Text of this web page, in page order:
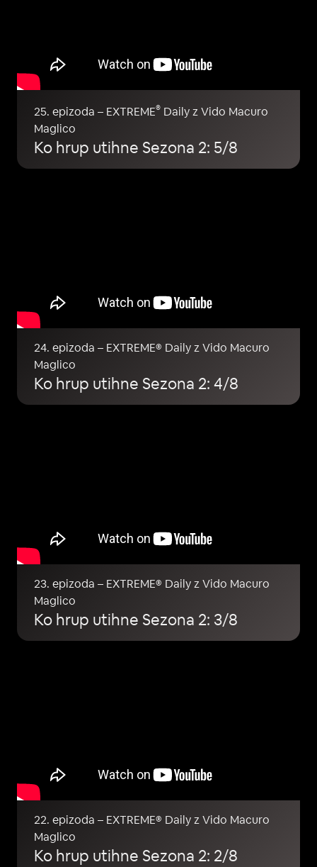
25. epizoda – EXTREME® Daily z Vido Macuro
Maglico
Ko hrup utihne Sezona 2: 5/8
24. epizoda – EXTREME® Daily z Vido Macuro
Maglico
Ko hrup utihne Sezona 2: 4/8
23. epizoda – EXTREME® Daily z Vido Macuro
Maglico
Ko hrup utihne Sezona 2: 3/8
22. epizoda – EXTREME® Daily z Vido Macuro
Maglico
Ko hrup utihne Sezona 2: 2/8